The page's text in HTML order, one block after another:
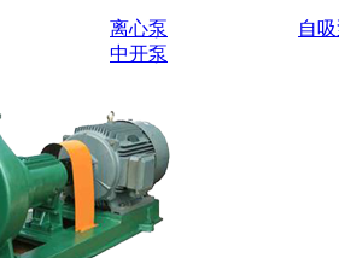
离心泵 自
中开泵